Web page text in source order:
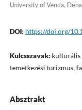
University of Venda,
DOI: https://doi.org/
Kulcsszavak: kulturális
temetkezési turizmus,
Absztrakt